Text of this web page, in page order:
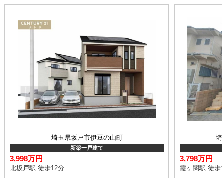
埼玉県坂戸市伊豆の山町
新築一戸建て
3,998万円
北坂戸駅 徒歩12分
埼
3,798万円
霞ヶ関駅 徒歩